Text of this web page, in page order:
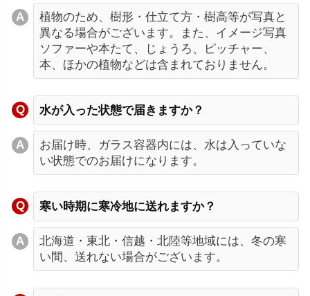
植物のため、樹形・仕立て方・樹高等が写真と
異なる場合がございます。また、イメージ写真
ソファーや本たて、じょうろ、ピッチャー、
本、ほかの植物などは含まれておりません。
水が入った状態で届きますか？
お届け時、ガラス容器内には、水は入っていな
い状態でのお届けになります。
寒い時期に寒冷地に送れますか？
北海道・東北・信越・北陸等地域には、冬の寒
い間、送れない場合がございます。